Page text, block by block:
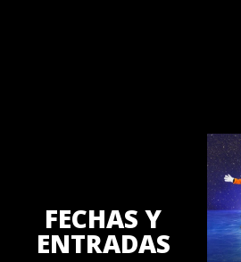
FECHAS Y
ENTRADAS